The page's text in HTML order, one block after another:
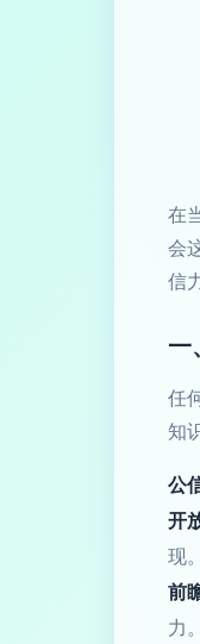
在
会
信
一
任
知
公
开
现。
前
力。